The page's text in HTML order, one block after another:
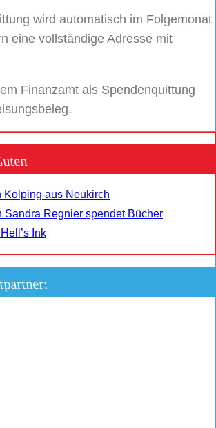
wird automatisch im Folgemonat
eine vollständige Adresse mit
Finanzamt als Spendenquittung
Kolping aus Neukirch
Sandra Regnier spendet Bücher
Ink